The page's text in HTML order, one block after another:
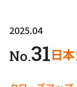
2025.04
No.31日